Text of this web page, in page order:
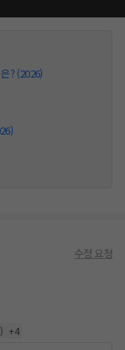
? (2026)
수정 요청
) +4